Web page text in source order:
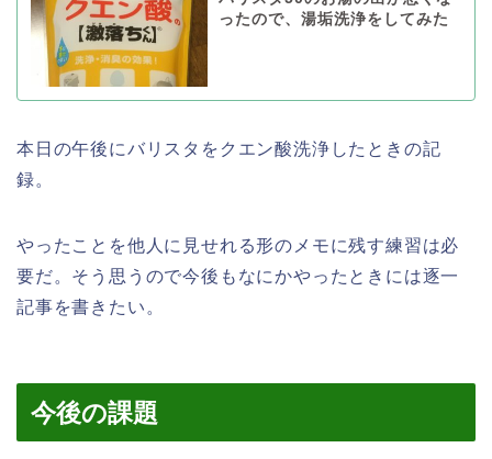
ったので、湯垢洗浄をしてみた
本日の午後にバリスタをクエン酸洗浄したときの記
録。
やったことを他人に見せれる形のメモに残す練習は必
要だ。そう思うので今後もなにかやったときには逐一
記事を書きたい。
今後の課題